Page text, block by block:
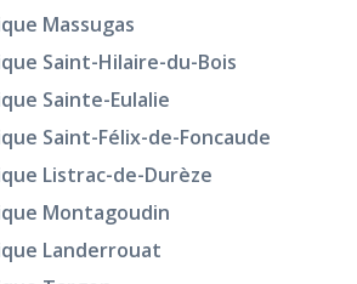
Massugas
Saint-Hilaire-du-Bois
Sainte-Eulalie
Saint-Félix-de-Foncaude
Listrac-de-Durèze
Montagoudin
Landerrouat